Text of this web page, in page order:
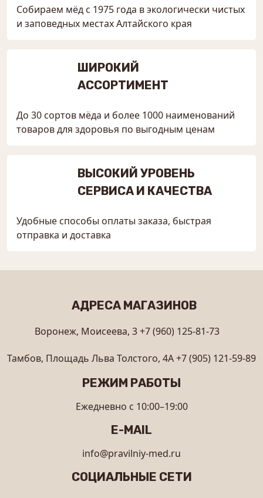
Собираем мёд с 1975 года в экологически чистых
и заповедных местах Алтайского края
ШИРОКИЙ
АССОРТИМЕНТ
До 30 сортов мёда и более 1000 наименований
товаров для здоровья по выгодным ценам
ВЫСОКИЙ УРОВЕНЬ
СЕРВИСА И КАЧЕСТВА
Удобные способы оплаты заказа, быстрая
отправка и доставка
АДРЕСА МАГАЗИНОВ
Воронеж, Моисеева, 3+7 (960) 125-81-73
Тамбов, Площадь Льва Толстого, 4А+7 (905) 121-59-89
РЕЖИМ РАБОТЫ
Ежедневно с 10:00–19:00
E-MAIL
info@pravilniy-med.ru
СОЦИАЛЬНЫЕ СЕТИ